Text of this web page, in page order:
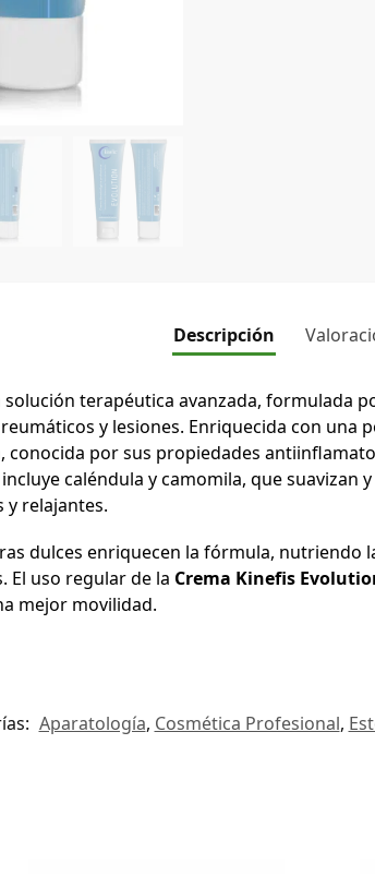
Descripción
solución terapéutica avanzada, formulada
y lesiones. Enriquecida con una
conocida por sus propiedades
caléndula y camomila, que suavizan
relajantes.
dulces enriquecen la fórmula,
El uso regular de la Crema Kinefis
mejor movilidad.
Aparatología, Cosmética Profesional,